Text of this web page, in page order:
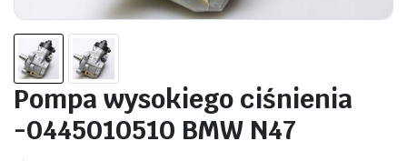
Pompa wysokiego ciśnienia
-0445010510 BMW N47